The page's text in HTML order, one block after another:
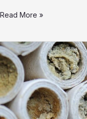
Read More »
Házi
készítésű
méhecskehotelekkel
és
darázsgarázsokkal
lehet